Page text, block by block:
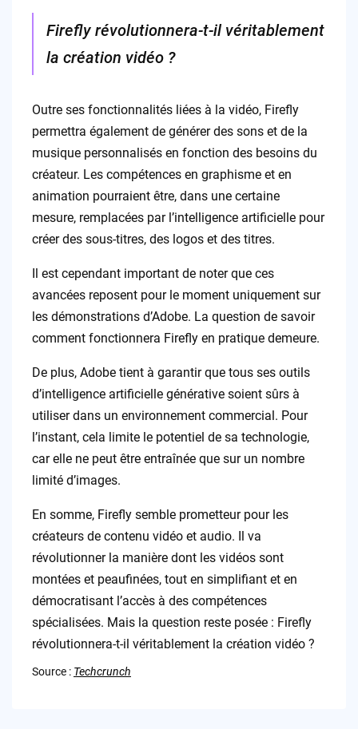
Firefly révolutionnera-t-il véritablement
la création vidéo ?
Outre ses fonctionnalités liées à la vidéo, Firefly
permettra également de générer des sons et de la
musique personnalisés en fonction des besoins du
créateur. Les compétences en graphisme et en
animation pourraient être, dans une certaine
mesure, remplacées par l’intelligence artificielle pour
créer des sous-titres, des logos et des titres.
Il est cependant important de noter que ces
avancées reposent pour le moment uniquement sur
les démonstrations d’Adobe. La question de savoir
comment fonctionnera Firefly en pratique demeure.
De plus, Adobe tient à garantir que tous ses outils
d’intelligence artificielle générative soient sûrs à
utiliser dans un environnement commercial. Pour
l’instant, cela limite le potentiel de sa technologie,
car elle ne peut être entraînée que sur un nombre
limité d’images.
En somme, Firefly semble prometteur pour les
créateurs de contenu vidéo et audio. Il va
révolutionner la manière dont les vidéos sont
montées et peaufinées, tout en simplifiant et en
démocratisant l’accès à des compétences
spécialisées. Mais la question reste posée : Firefly
révolutionnera-t-il véritablement la création vidéo ?
Source : Techcrunch